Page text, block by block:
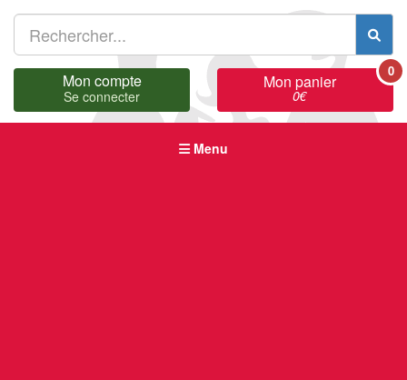
Mon compte
Se connecter
Mon panier
0€
0
Menu